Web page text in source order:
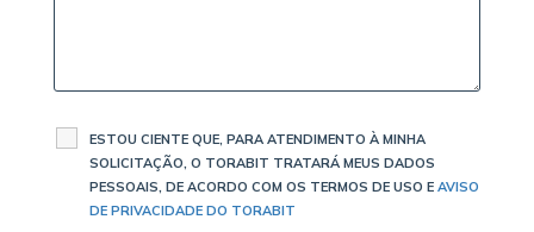
ESTOU CIENTE QUE, PARA ATENDIMENTO À MINHA
SOLICITAÇÃO, O TORABIT TRATARÁ MEUS DADOS
PESSOAIS, DE ACORDO COM OS TERMOS DE USO E AVISO
DE PRIVACIDADE DO TORABIT